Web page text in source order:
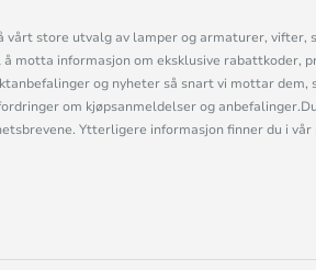
vårt store utvalg av lamper og armaturer, vifter,
motta informasjon om eksklusive rabattkoder,
og nyheter så snart vi mottar dem,
om kjøpsanmeldelser og
Ytterligere informasjon finner du i vår